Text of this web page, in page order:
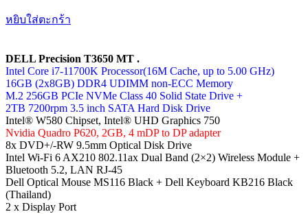
หยิบใส่ตะกร้า
DELL Precision T3650 MT .
Intel Core i7-11700K Processor(16M Cache, up to 5.00 GHz)
16GB (2x8GB) DDR4 UDIMM non-ECC Memory
M.2 256GB PCIe NVMe Class 40 Solid State Drive +
2TB 7200rpm 3.5 inch SATA Hard Disk Drive
Intel® W580 Chipset, Intel® UHD Graphics 750
Nvidia Quadro P620, 2GB, 4 mDP to DP adapter
8x DVD+/-RW 9.5mm Optical Disk Drive
Intel Wi-Fi 6 AX210 802.11ax Dual Band (2×2) Wireless Module +
Bluetooth 5.2, LAN RJ-45
Dell Optical Mouse MS116 Black + Dell Keyboard KB216 Black
(Thailand)
2 x Display Port